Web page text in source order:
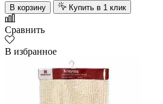
В корзину Купить в 1 клик
Сравнить
В избранное